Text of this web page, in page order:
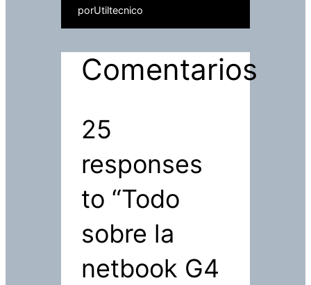
porUtiltecnico
Comentarios
25
responses
to “Todo
sobre la
netbook G4